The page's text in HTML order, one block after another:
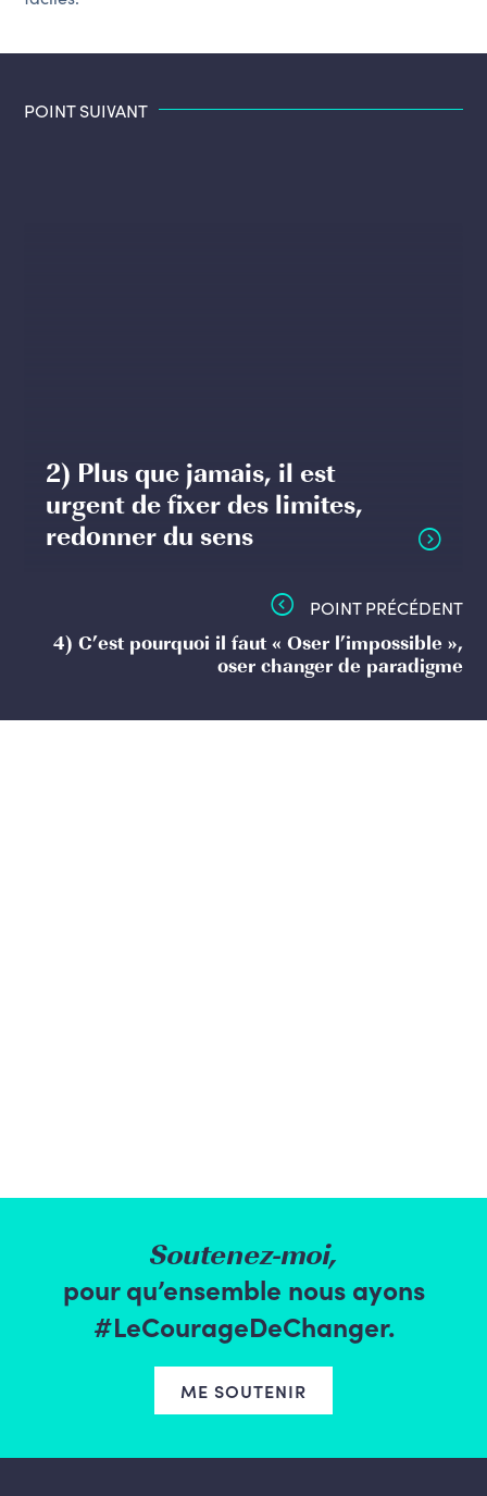
POINT PRÉCÉDENT
4) C’est pourquoi il faut « Oser l’impossible »,
oser changer de paradigme
POINT SUIVANT
2) Plus que jamais, il est
urgent de fixer des limites,
redonner du sens
Soutenez-moi,
pour qu’ensemble nous ayons
#LeCourageDeChanger.
ME SOUTENIR